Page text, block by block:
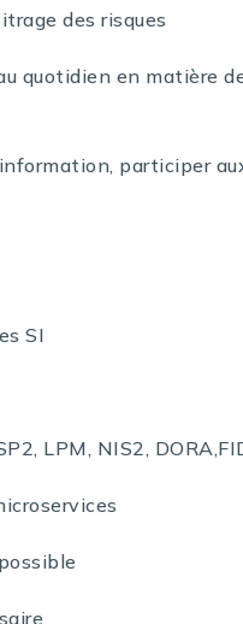
des risques
quotidien en matière
participer
SI
LPM, NIS2,